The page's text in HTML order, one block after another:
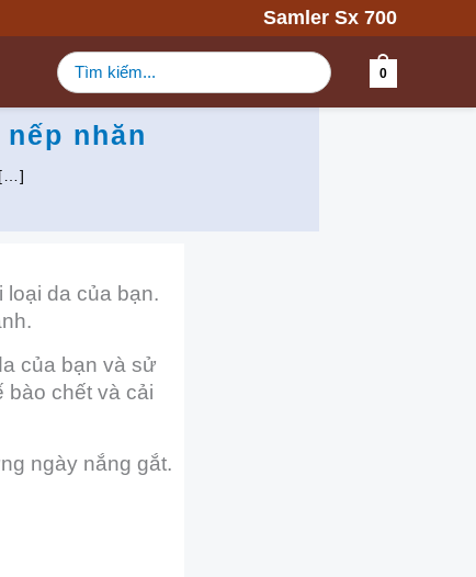
Samler Sx 700
Tìm
kiếm:
0
nhăn
da của bạn.
của bạn và sử
bào chết và cải
ngày nắng gắt.